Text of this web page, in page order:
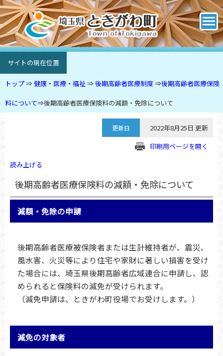
サイトの現在位置
トップ⇒健康・医療・福祉⇒後期高齢者医療制度⇒後期高齢者医療保険
料について⇒後期高齢者医療保険料の減額・免除について
更新日
2022年8月25日 更新
印刷用ページを開く
読み上げる
後期高齢者医療保険料の減額・免除について
減額・免除の申請
後期高齢者医療被保険者または生計維持者が、震災、
風水害、火災等により住宅や家財に著しい損害を受け
た場合には、埼玉県後期高齢者広域連合に申請し、認
められると保険料の減免が受けられます。
（減免申請は、ときがわ町役場でお受けします。）
減免の対象者